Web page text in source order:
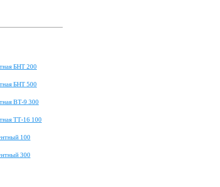
БНТ 200
БНТ 500
ВТ-9 300
ТТ-16 100
100
300